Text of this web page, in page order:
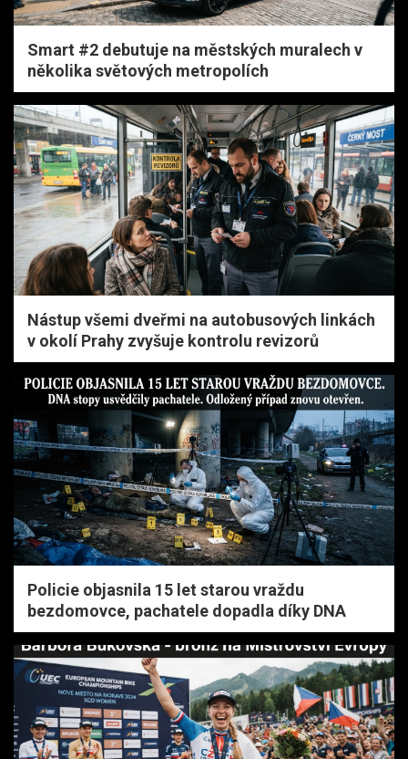
Smart #2 debutuje na městských muralech v
několika světových metropolích
Nástup všemi dveřmi na autobusových linkách
v okolí Prahy zvyšuje kontrolu revizorů
Policie objasnila 15 let starou vraždu
bezdomovce, pachatele dopadla díky DNA